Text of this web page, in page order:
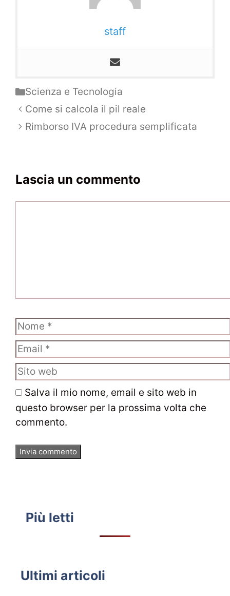
staff
Categorie
Scienza e Tecnologia
Navigazione
articolo
Come si calcola il pil reale
Rimborso IVA procedura semplificata
Lascia un commento
Nome
Email
Sito
web
Salva il mio nome, email e sito web in
questo browser per la prossima volta che
commento.
Più letti
Ultimi articoli